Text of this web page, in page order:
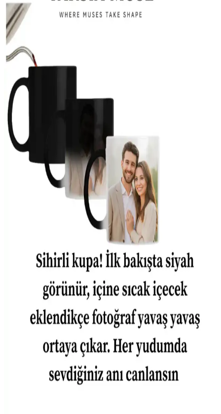
Patla<dı> Gitti'nin şeffaf ve beyaz U harfli balon seti, kolay montaj
ve yüksek kalite ile doğum günü ve etkinliklerinizde fark yaratır.
Erkek Arkadaşına Doğum Günü İçin Dekorasyon
ve Mobilya Hediye Seçenekleri
Erkek arkadaşınızın tarzına uygun, kullanışlı ve şık dekorasyon ile
Anneye Özel Tasarımlı 325 ml Porselen Kupa
Bardak Günlük Kullanım İçin
Bu beyaz porselen kupa, 325 ml hacmiyle anne sevgisini yansıtan
özel tasarımı ve makinede yıkanabilir özelliğiyle günlük kullanım ve
hediye için ideal. Dayanıklı ve şık yapısıyla sevgi ifadesini
kolaylaştırır.
Merch&ice Doğum Günü Temalı Baskılı Porselen
Kupa Şıklık ve Dayanıklılık Bir Arada
Yüksek kaliteli porselen ve 360 derece baskı teknolojisiyle
tasarlanan bu kupa, dayanıklılığı ve şıklığıyla öne çıkar, doğum
günü ve özel günler için ideal hediye seçeneği sunar.
Harry Potter Temalı Kişiye Özel Doğum Günü
Baskılı Porselen Kupa Bardak
Harry Potter temalı, kişiselleştirilebilir porselen kupa, dayanıklı ve
şık tasarımıyla doğum günü için ideal hediye seçeneği sunar. Ürün
yüksek kaliteli ve uzun ömürlüdür.
Genel Markalar Kişiye Özel Baskılı Bardak:
Porselen Doğum Günü Temalı Şık Hediye
Genel Markalar Kişiye Özel Baskılı Bardak, 300 ml porselen, beyaz
yüzeyde doğum günü temasını sade ve zarif biçimde yansıtır.
Bulaşık makinesinde yıkanabilir; baskı kalitesi canlı, renkler kalıcı.
Bazı kullanıcılar hizalama sapmaları bildirdi.
Isıya Duyarlı Kişiye Özel Sihirli Fotoğraflı Kupa -
300 ml Porselen, Yıkanabilir